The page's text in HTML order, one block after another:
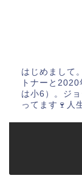
はじめまして
トナーと
は小6）。ジ
ってます🍷人